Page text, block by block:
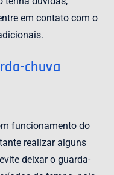
em contato com o
chuva
funcionamento do
realizar alguns
deixar o guarda-